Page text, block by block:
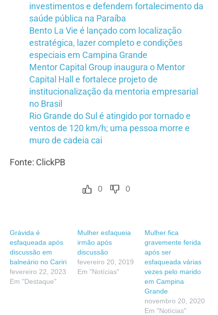
investimentos e defendem fortalecimento da
saúde pública na Paraíba
Bento La Vie é lançado com localização
estratégica, lazer completo e condições
especiais em Campina Grande
Mentor Capital Group inaugura o Mentor
Capital Hall e fortalece projeto de
institucionalização da mentoria empresarial
no Brasil
Rio Grande do Sul é atingido por tornado e
ventos de 120 km/h; uma pessoa morre e
muro de cadeia cai
Fonte: ClickPB
0 0
Grávida é
esfaqueada após
discussão em
balneário no Cariri
fevereiro 22, 2023
Em "Destaque"
Mulher esfaqueia
irmão após
discussão
fevereiro 20, 2019
Em "Notícias"
Mulher fica
gravemente ferida
após ser
esfaqueada várias
vezes pelo marido
em Campina
Grande
novembro 20, 2020
Em "Notícias"